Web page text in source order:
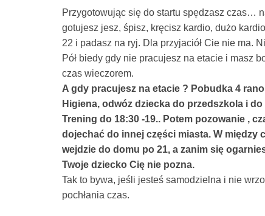
Przygotowując się do startu spędzasz czas…
gotujesz jesz, śpisz, kręcisz kardio, dużo
22 i padasz na ryj. Dla przyjaciół Cie nie ma.
Pół biedy gdy nie pracujesz na etacie i masz
czas wieczorem.
A gdy pracujesz na etacie ? Pobudka 4
Higiena, odwóz dziecka do przedszkola i
Trening do 18:30 -19.. Potem pozowanie ,
dojechać do innej części miasta. W między
wejdzie do domu po 21, a zanim się
Twoje dziecko Cię nie pozna.
Tak to bywa, jeśli jesteś samodzielna i nie
pochłania czas.